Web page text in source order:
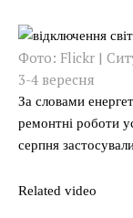
Фото: Flickr |
3-4 вересня
За словами
ремонтні роботи
серпня
Related video